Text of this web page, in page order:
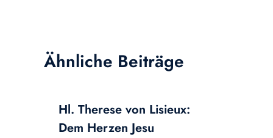
Ähnliche Beiträge
Hl. Therese von Lisieux:
Dem Herzen Jesu